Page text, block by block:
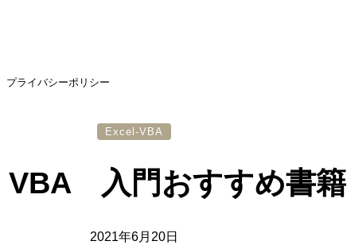
プライバシーポリシー
Excel-VBA
VBA 入門おすすめ書籍
2021年6月20日